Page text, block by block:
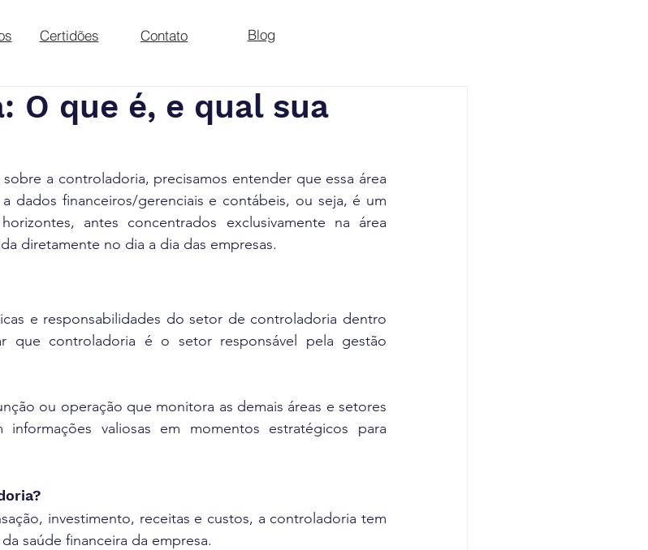
Certidões Blog
Contato
O que é, e qual sua
a controladoria, precisamos entender que essa área
dados financeiros/gerenciais e contábeis, ou seja, é um
antes concentrados exclusivamente na área
diretamente no dia a dia das empresas.
e responsabilidades do setor de controladoria dentro
que controladoria é o setor responsável pela gestão
ou operação que monitora as demais áreas e setores
valiosas em momentos estratégicos para
investimento, receitas e custos, a controladoria tem
saúde financeira da empresa.